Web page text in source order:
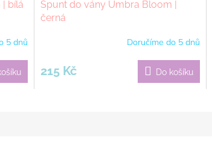
bílá
5 dnů
Špunt do vány Umbra Bloom |
černá
Doručíme do 5 dnů
215 Kč Do košíku